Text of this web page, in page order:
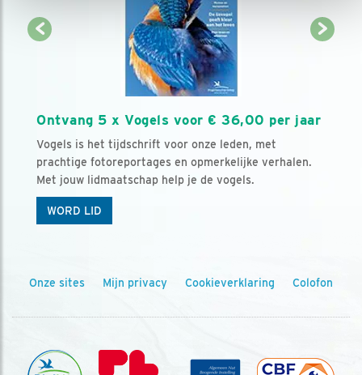
Ontvang 5 x Vogels voor € 36,00 per jaar
Vogels is het tijdschrift voor onze leden, met
prachtige fotoreportages en opmerkelijke verhalen.
Met jouw lidmaatschap help je de vogels.
WORD LID
Onze sites Mijn privacy Cookieverklaring Colofon